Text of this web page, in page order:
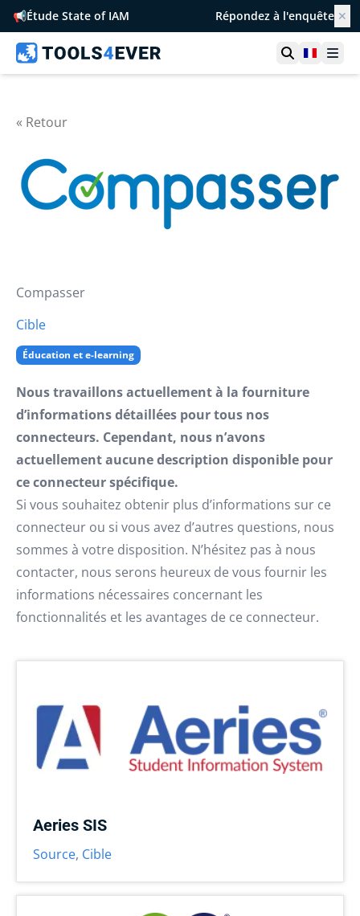
📢Étude State of IAM Répondez à l'enquête ✕
Ouvrir la
France
« Retour
Compasser
Cible
Éducation et e-learning
Nous travaillons actuellement à la fourniture
d’informations détaillées pour tous nos
connecteurs. Cependant, nous n’avons
actuellement aucune description disponible pour
ce connecteur spécifique.
Si vous souhaitez obtenir plus d’informations sur ce
connecteur ou si vous avez d’autres questions, nous
sommes à votre disposition. N’hésitez pas à nous
contacter, nous serons heureux de vous fournir les
informations nécessaires concernant les
fonctionnalités et les avantages de ce connecteur.
Aeries SIS
Source, Cible